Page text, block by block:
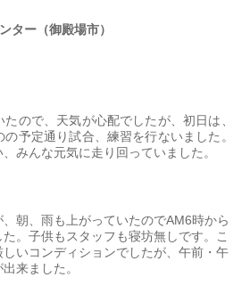
ター（御殿場市）
ので、天気が心配でしたが、初日は、
予定通り試合、練習を行ないました。
みんな元気に走り回っていました。
朝、雨も上がっていたのでAM6時から
。子供もスタッフも寝坊無しです。こ
いコンディションでしたが、午前・午
来ました。